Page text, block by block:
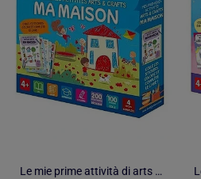
Le mie prime attività di arts & crafts, la mia casa | Sassi Junior